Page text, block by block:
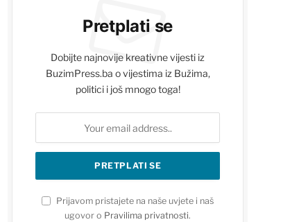
Pretplati se
Dobijte najnovije kreativne vijesti iz
BuzimPress.ba o vijestima iz Bužima,
politici i još mnogo toga!
Prijavom pristajete na naše uvjete i naš
ugovor o Pravilima privatnosti.